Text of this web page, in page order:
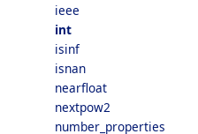
ieee
int
isinf
isnan
nearfloat
nextpow2
number_properties